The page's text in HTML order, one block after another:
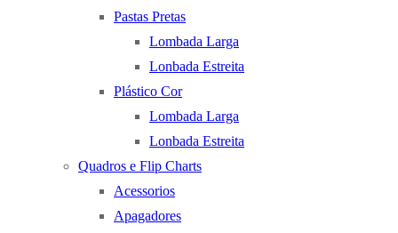
Pastas Pretas
Lombada Larga
Lonbada Estreita
Plástico Cor
Lombada Larga
Lonbada Estreita
Quadros e Flip Charts
Acessorios
Apagadores